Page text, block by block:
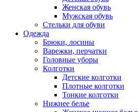
Женская обувь
Мужская обувь
Стельки для обуви
Одежда
Брюки, лосины
Варежки, перчатки
Головные уборы
Колготки
Детские колготки
Плотные колготки
Тонкие колготки
Нижнее белье